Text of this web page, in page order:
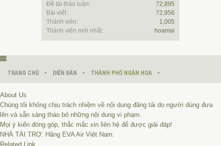
Đề tài thảo luận:
72,895
Bài viết:
72,956
Thành viên:
1,005
Thành viên mới nhất:
hoamai
TRANG CHỦ DIỄN ĐÀN THÀNH PHỐ NGÀN HOA
About Us
Chúng tôi không chịu trách nhiệm về nội dung đăng tải do người dùng đưa
lên và sẵn sàng tháo bỏ những nội dung vi phạm.
Mọi ý kiến đóng góp, thắc mắc xin liên hệ để được giải đáp!
NHÀ TÀI TRỢ: Hãng EVA Air Việt Nam.
Related Link